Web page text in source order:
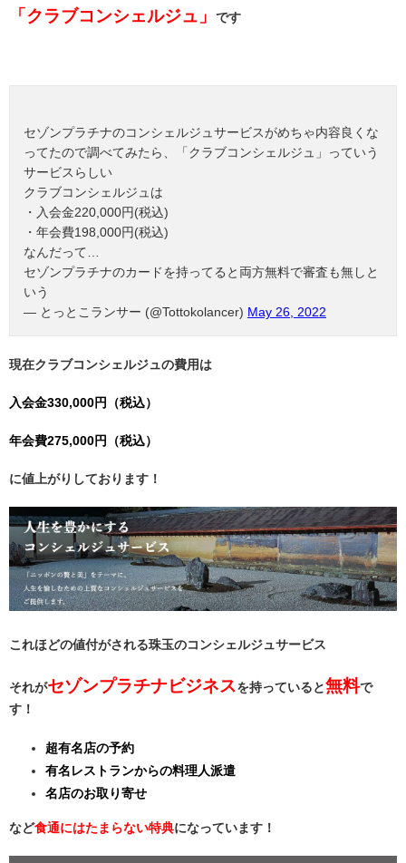
「クラブコンシェルジュ」 です
セゾンプラチナのコンシェルジュサービスがめちゃ内容良くな
ってたので調べてみたら、「クラブコンシェルジュ」っていう
サービスらしい
クラブコンシェルジュは
・入会金220,000円(税込)
・年会費198,000円(税込)
なんだって…
セゾンプラチナのカードを持ってると両方無料で審査も無しと
いう
— とっとこランサー (@Tottokolancer) May 26, 2022
現在クラブコンシェルジュの費用は
入会金330,000円（税込）
年会費275,000円（税込）
に値上がりしております！
これほどの値付がされる珠玉のコンシェルジュサービス
それがセゾンプラチナビジネスを持っていると無料で
す！
超有名店の予約
有名レストランからの料理人派遣
名店のお取り寄せ
など食通にはたまらない特典になっています！